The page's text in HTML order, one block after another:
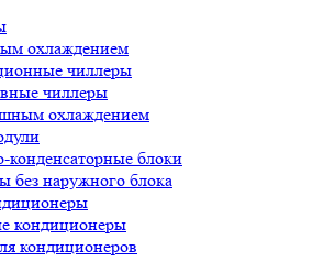
охлаждением
чиллеры
чиллеры
охлаждением
конденсаторные блоки
без наружного блока
кондиционеры
кондиционеров